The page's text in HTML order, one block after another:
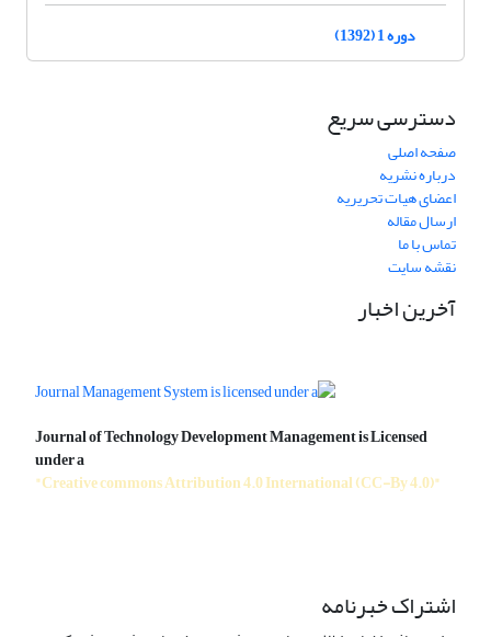
دوره 1 (1392)
دسترسی سریع
صفحه اصلی
درباره نشریه
اعضای هیات تحریریه
ارسال مقاله
تماس با ما
نقشه سایت
آخرین اخبار
Journal of Technology Development Management is Licensed
under a
"Creative commons Attribution 4.0 International (CC-By 4.0)"
اشتراک خبرنامه